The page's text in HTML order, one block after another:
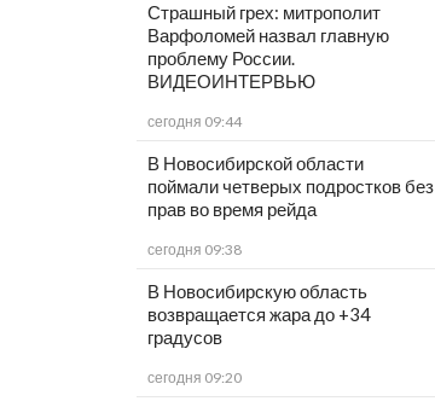
Страшный грех: митрополит
Варфоломей назвал главную
проблему России.
ВИДЕОИНТЕРВЬЮ
сегодня 09:44
В Новосибирской области
поймали четверых подростков без
прав во время рейда
сегодня 09:38
В Новосибирскую область
возвращается жара до +34
градусов
сегодня 09:20